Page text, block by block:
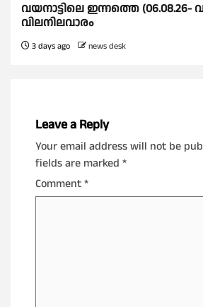
വയനാട്ടിലെ ഇന്നത്തെ (06.08.26-
വിലനിലവാരം
3 days ago news desk
Leave a Reply
Your email address will not be
fields are marked *
Comment*